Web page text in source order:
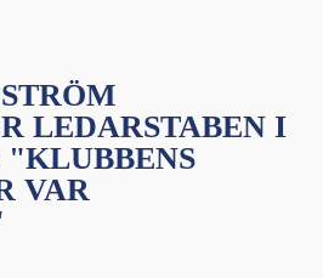
LEDARSTABEN I
VAR